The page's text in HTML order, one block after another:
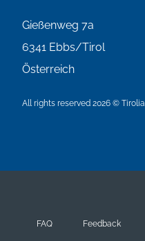
Gießenweg 7a
6341 Ebbs/Tirol
Österreich
All rights reserved 2026 © Tirolia
FAQ Feedback